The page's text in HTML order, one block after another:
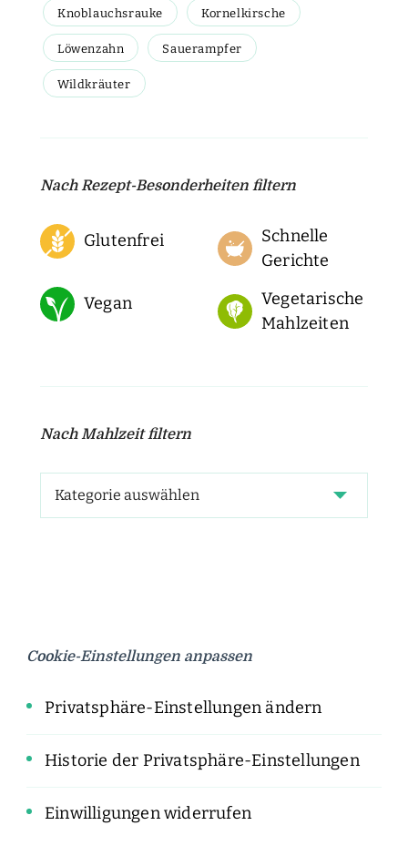
Knoblauchsrauke Kornelkirsche
Löwenzahn Sauerampfer
Wildkräuter
Nach Rezept-Besonderheiten filtern
Glutenfrei
Schnelle
Gerichte
Vegan
Vegetarische
Mahlzeiten
Nach Mahlzeit filtern
Cookie-Einstellungen anpassen
Privatsphäre-Einstellungen ändern
Historie der Privatsphäre-Einstellungen
Einwilligungen widerrufen